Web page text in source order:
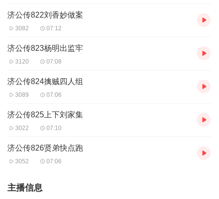
济公传822刘香妙做案
3082 07:12
济公传823杨明出监牢
3120 07:08
济公传824擒贼四人组
3089 07:06
济公传825上下刘家集
3022 07:10
济公传826贤弟快点跑
3052 07:06
主播信息